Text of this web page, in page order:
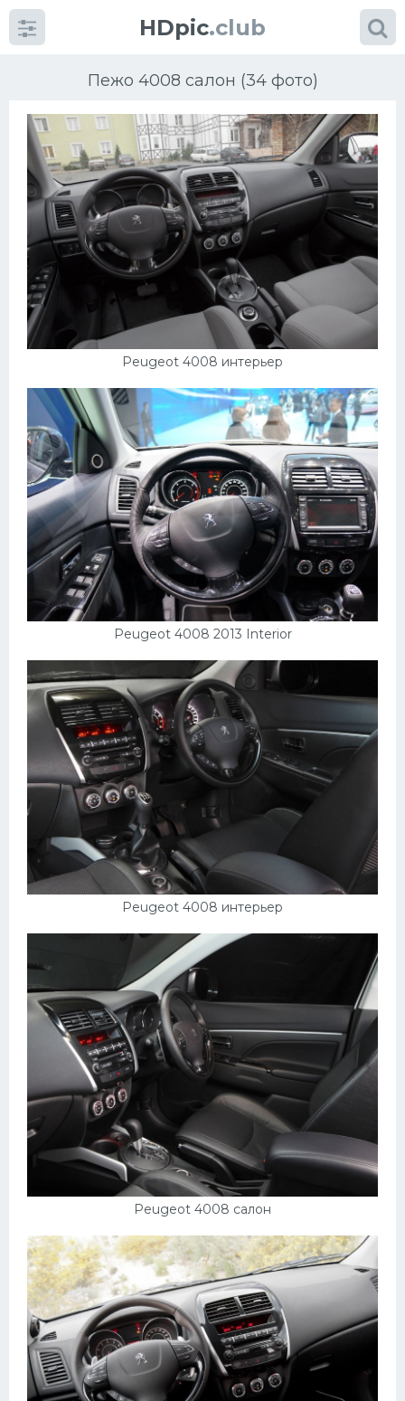
HDpic.club
Пежо 4008 салон (34 фото)
Peugeot 4008 интерьер
Peugeot 4008 2013 Interior
Peugeot 4008 интерьер
Peugeot 4008 салон
Категории
Разное
Автомобили
Красивые фото машин
Ниссан
Пежо
Ауди
Гараж
Русские авто
Вольво
БМВ
Сузуки
Мерседес
Фольксваген
Лексус
Форд
Черри
Кавасаки
Инфинити
Фиат
Ситроен
Субару
Подводные лодки
Митсубиси
Киа
Танки
Крайслер
Порше